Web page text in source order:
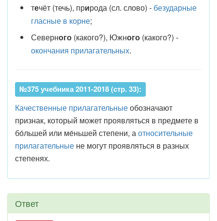
течёт (течь), природа (сл. слово) - безударные
гласные в корне;
Северного(какого?), Южного(какого?) -
окончания прилагательных.
№375 учебника 2011-2018 (стр. 33):
Качественные прилагательныеобозначают
признак, который может проявляться в предмете в
бо́льшей или ме́ньшей степени, аотносительные
прилагательные не могут проявляться в разных
степенях.
Ответ